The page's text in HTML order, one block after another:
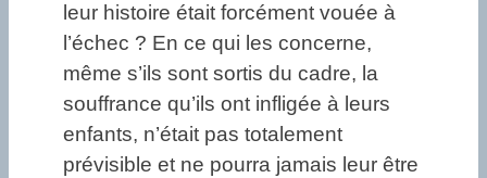
leur histoire était forcément vouée à
l’échec ? En ce qui les concerne,
même s’ils sont sortis du cadre, la
souffrance qu’ils ont infligée à leurs
enfants, n’était pas totalement
prévisible et ne pourra jamais leur être